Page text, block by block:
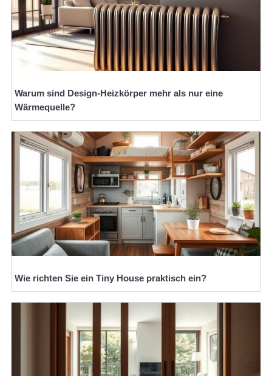
Warum sind Design-Heizkörper mehr als nur eine
Wärmequelle?
Wie richten Sie ein Tiny House praktisch ein?